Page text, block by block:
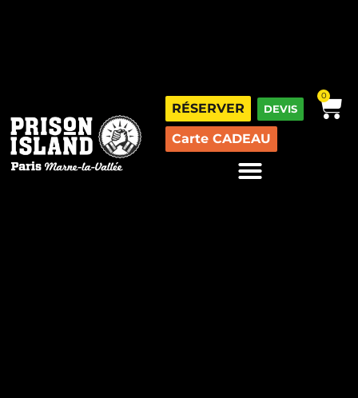
RÉSERVER DEVIS
0
Carte CADEAU